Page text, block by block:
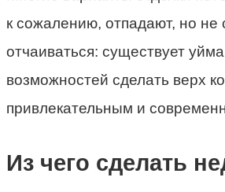
к сожалению, отпадают, но не
отчаиваться: существует
возможностей сделать верх
привлекательным и
Из чего сделать